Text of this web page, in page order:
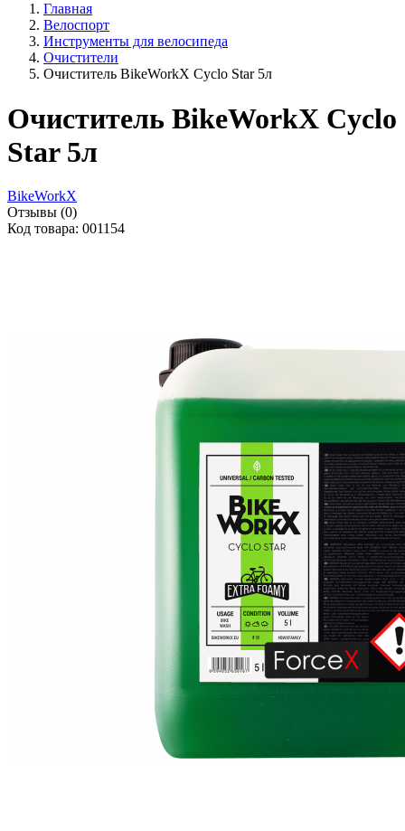
Главная
Велоспорт
Инструменты для велосипеда
Очистители
Очиститель BikeWorkX Cyclo Star 5л
Очиститель BikeWorkX Cyclo
Star 5л
BikeWorkX
Отзывы (0)
Код товара: 001154